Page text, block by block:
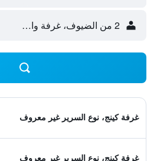
2 من الضيوف، غرفة واحدة
غرفة كينج، نوع السرير غير معروف
غرفة كينج، نوع السرير غير معروف